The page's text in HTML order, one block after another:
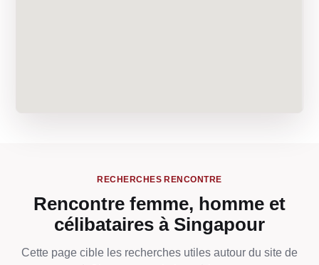
RECHERCHES RENCONTRE
Rencontre femme, homme et
célibataires à Singapour
Cette page cible les recherches utiles autour du site de